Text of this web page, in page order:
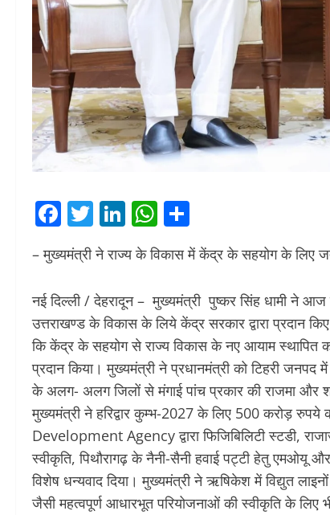
Facebook
Twitter
LinkedIn
WhatsApp
– मुख्यमंत्री ने राज्य के विकास में केंद्र के सहयोग के लिए
नई दिल्ली / देहरादून – मुख्यमंत्री पुष्कर सिंह धामी ने आज
उत्तराखण्ड के विकास के लिये केंद्र सरकार द्वारा प्रदान
कि केंद्र के सहयोग से राज्य विकास के नए आयाम स्थापित
प्रदान किया। मुख्यमंत्री ने प्रधानमंत्री को टिहरी जनपद
के अलग- अलग जिलों से मंगाई पांच प्रकार की राजमा और
मुख्यमंत्री ने हरिद्वार कुम्भ-2027 के लिए 500 करोड़
Development Agency द्वारा फिजिबिलिटी स्टडी,
स्वीकृति, पिथौरागढ़ के नैनी-सैनी हवाई पट्टी हेतु एमओयू
विशेष धन्यवाद दिया। मुख्यमंत्री ने ऋषिकेश में विद्युत
जैसी महत्वपूर्ण आधारभूत परियोजनाओं की स्वीकृति के लिए